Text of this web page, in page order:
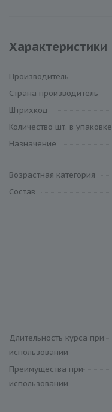
Характеристики
Производитель
Cтрана производитель
Штрихкод
Количество шт. в упаковке
Назначение
Возрастная категория
Состав
Длительность курса при
использовании
Преимущества при
использовании